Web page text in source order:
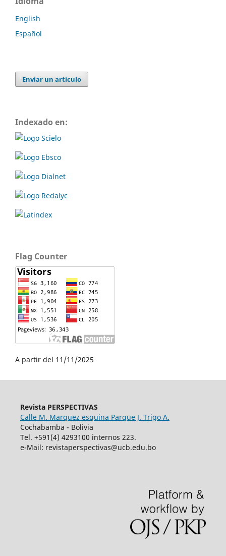
English
Español
Enviar un artículo
Indexado en:
Flag Counter
A partir del 11/11/2025
Revista PERSPECTIVAS
Calle M. Marquez esquina Parque J. Trigo A.
Cochabamba - Bolivia
Tel. +591(4) 4293100 internos 223.
e-Mail: revistaperspectivas@ucb.edu.bo